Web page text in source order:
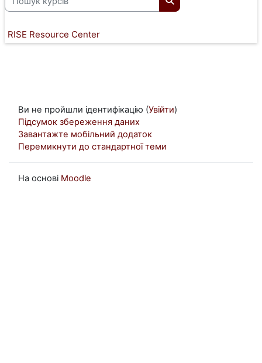
Пошук курсів
RISE Resource Center
Ви не пройшли ідентифікацію (Увійти)
Підсумок збереження даних
Завантажте мобільний додаток
Перемикнути до стандартної теми
На основі Moodle